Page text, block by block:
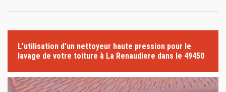
L'utilisation d'un nettoyeur haute pression pour le
lavage de votre toiture à La Renaudiere dans le 49450